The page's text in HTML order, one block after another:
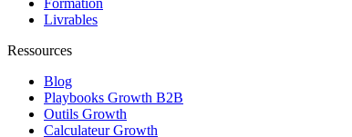
Livrables
Ressources
Blog
Playbooks Growth B2B
Outils Growth
Calculateur Growth